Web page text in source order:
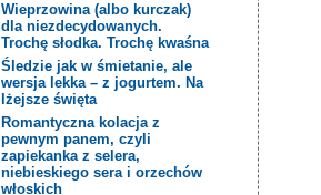
Wieprzowina (albo kurczak)
dla niezdecydowanych.
Trochę słodka. Trochę kwaśna
Śledzie jak w śmietanie, ale
wersja lekka – z jogurtem. Na
lżejsze święta
Romantyczna kolacja z
pewnym panem, czyli
zapiekanka z selera,
niebieskiego sera i orzechów
włoskich